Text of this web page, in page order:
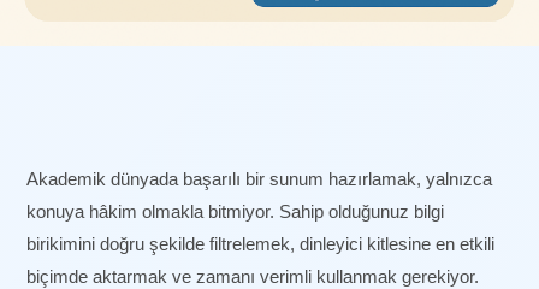
Akademik dünyada başarılı bir sunum hazırlamak, yalnızca
konuya hâkim olmakla bitmiyor. Sahip olduğunuz bilgi
birikimini doğru şekilde filtrelemek, dinleyici kitlesine en etkili
biçimde aktarmak ve zamanı verimli kullanmak gerekiyor.